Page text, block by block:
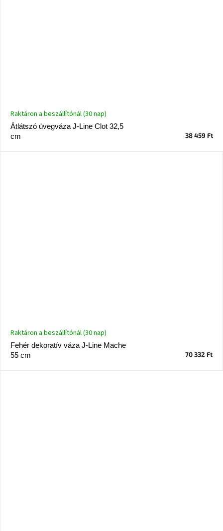
Átlátszó üvegváza J-Line Clot 32,5
cm
Raktáron a beszállítónál (30 nap)
38 459 Ft
Fehér dekoratív váza J-Line Mache
55 cm
Raktáron a beszállítónál (30 nap)
70 332 Ft